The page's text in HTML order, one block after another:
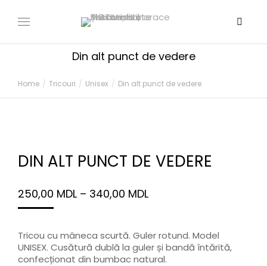
You are here:
Home Tricouri Unisex Din alt punct de vedere
Din alt punct de vedere
DIN ALT PUNCT DE VEDERE
250,00 MDL – 340,00 MDL
Tricou cu mâneca scurtă. Guler rotund. Model
UNISEX. Cusătură dublă la guler și bandă întărită,
confecționat din bumbac natural.